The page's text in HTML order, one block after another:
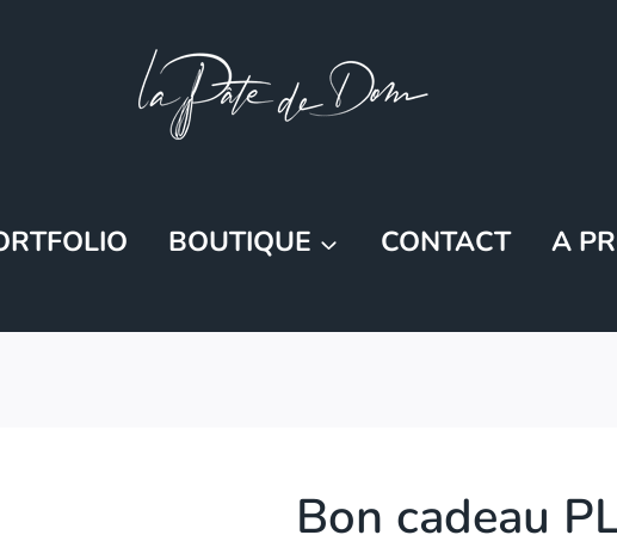
BOUTIQUE CONTACT A
Bon cadeau